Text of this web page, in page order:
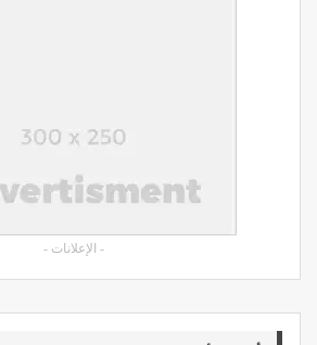
- الإعلانات -